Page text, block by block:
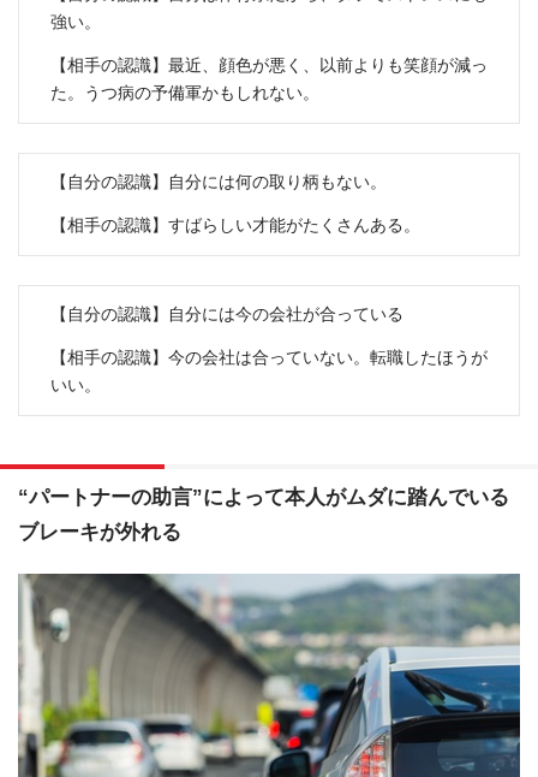
強い。
【相手の認識】最近、顔色が悪く、以前よりも笑顔が減っ
た。うつ病の予備軍かもしれない。
【自分の認識】自分には何の取り柄もない。
【相手の認識】すばらしい才能がたくさんある。
【自分の認識】自分には今の会社が合っている
【相手の認識】今の会社は合っていない。転職したほうが
いい。
“パートナーの助言”によって本人がムダに踏んでいる
ブレーキが外れる